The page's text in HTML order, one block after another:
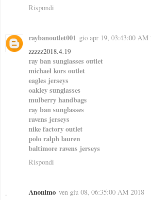
Rispondi
raybanoutlet001 gio apr 19, 03:43:00 AM
zzzzz2018.4.19
ray ban sunglasses outlet
michael kors outlet
eagles jerseys
oakley sunglasses
mulberry handbags
ray ban sunglasses
ravens jerseys
nike factory outlet
polo ralph lauren
baltimore ravens jerseys
Rispondi
Anonimo ven giu 08, 06:35:00 AM 2018